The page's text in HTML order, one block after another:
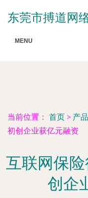
东莞市搏道网
MENU
当前位置： 首页 > 产
初创企业获亿元融资
互联网保
创企